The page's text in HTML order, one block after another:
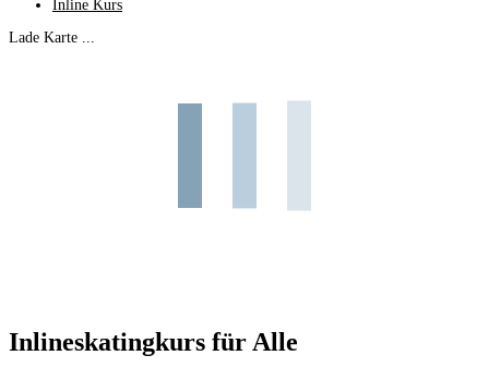
Inline Kurs
Lade Karte ...
Inlineskatingkurs für Alle